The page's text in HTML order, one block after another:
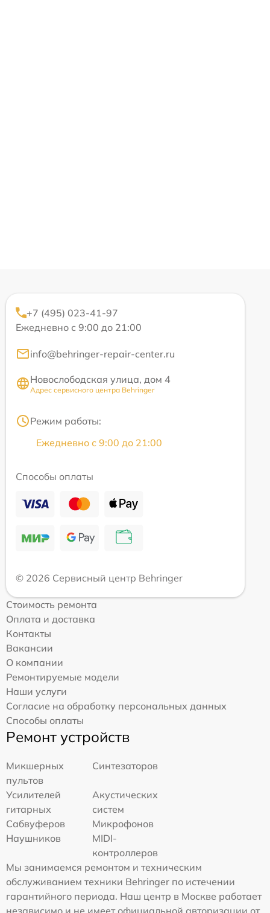
+7 (495) 023-41-97
Ежедневно с 9:00 до 21:00
info@behringer-repair-center.ru
Новослободская улица, дом 4
Адрес сервисного центра Behringer
Режим работы:
Ежедневно с 9:00 до 21:00
Способы оплаты
© 2026 Сервисный центр Behringer
Стоимость ремонта
Оплата и доставка
Контакты
Вакансии
О компании
Ремонтируемые модели
Наши услуги
Согласие на обработку персональных данных
Способы оплаты
Ремонт устройств
Микшерных
пультов
Синтезаторов
Усилителей
гитарных
Акустических
систем
Сабвуферов
Микрофонов
Наушников
MIDI-
контроллеров
Мы занимаемся ремонтом и техническим
обслуживанием техники Behringer по истечении
гарантийного периода. Наш центр в Москве работает
независимо и не имеет официальной авторизации от